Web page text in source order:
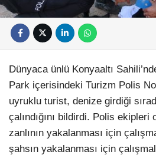
Dünyaca ünlü Konyaaltı
Park içerisindeki Turizm Polis
uyruklu turist, denize girdiği
çalındığını bildirdi. Polis ekipleri
zanlının yakalanması için
şahsın yakalanması için